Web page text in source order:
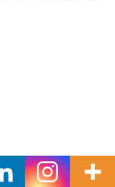
All